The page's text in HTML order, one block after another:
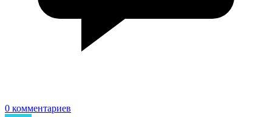
0 комментариев